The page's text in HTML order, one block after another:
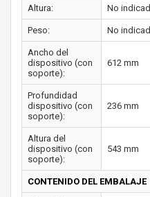
Altura: No
Peso: No
Ancho del
dispositivo (con
soporte):
612 mm
Profundidad
dispositivo (con
soporte):
236 mm
Altura del
dispositivo (con
soporte):
543 mm
CONTENIDO DEL EMBALAJE